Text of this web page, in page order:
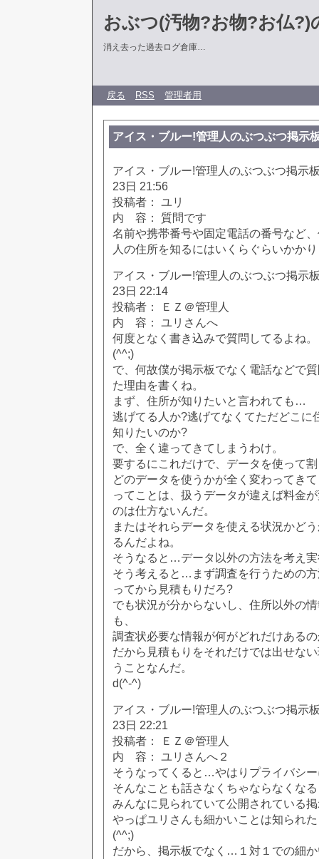
おぶつ(汚物?お物?お仏?)
消え去った過去ログ倉庫…
戻る RSS 管理者用
アイス・ブルー!管理人のぶつぶつ掲示
アイス・ブルー!管理人のぶつぶつ掲示
23日 21:56
投稿者： ユリ
内 容： 質問です
名前や携帯番号や固定電話の番号など
人の住所を知るにはいくらぐらいかか
アイス・ブルー!管理人のぶつぶつ掲示
23日 22:14
投稿者： ＥＺ＠管理人
内 容： ユリさんへ
何度となく書き込みで質問してるよね。
(^^;)
で、何故僕が掲示板でなく電話などで
た理由を書くね。
まず、住所が知りたいと言われても…
逃げてる人か?逃げてなくてただどこに
知りたいのか?
で、全く違ってきてしまうわけ。
要するにこれだけで、データを使って
どのデータを使うかが全く変わってき
ってことは、扱うデータが違えば料金
のは仕方ないんだ。
またはそれらデータを使える状況かど
るんだよね。
そうなると…データ以外の方法を考え
そう考えると…まず調査を行うための
ってから見積もりだろ?
でも状況が分からないし、住所以外の
も、
調査状必要な情報が何がどれだけある
だから見積もりをそれだけでは出せな
うことなんだ。
d(^-^)
アイス・ブルー!管理人のぶつぶつ掲示
23日 22:21
投稿者： ＥＺ＠管理人
内 容： ユリさんへ２
そうなってくると…やはりプライバシ
そんなことも話さなくちゃならなくな
みんなに見られていて公開されている
やっぱユリさんも細かいことは知られ
(^^;)
だから、掲示板でなく…１対１での細